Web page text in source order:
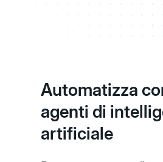
Automatizza
agenti di
artificiale